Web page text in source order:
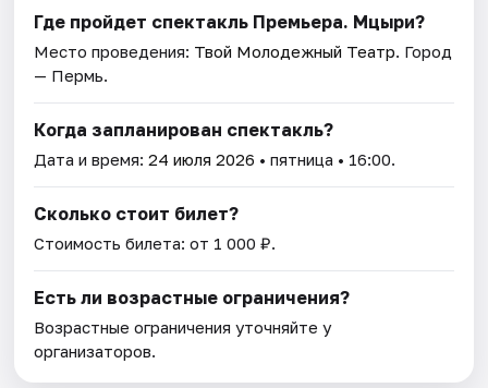
Где пройдет спектакль Премьера. Мцыри?
Место проведения: Твой Молодежный Театр. Город
— Пермь.
Когда запланирован спектакль?
Дата и время:24 июля 2026 • пятница • 16:00.
Сколько стоит билет?
Стоимость билета: от 1 000 ₽.
Есть ли возрастные ограничения?
Возрастные ограничения уточняйте у
организаторов.